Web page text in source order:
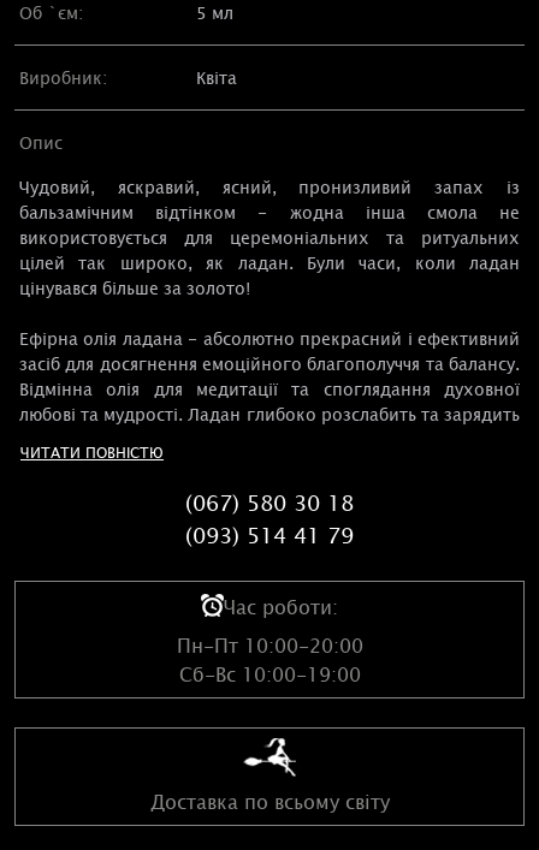
Об `єм: 5 мл
Виробник: Квіта
Опис
Чудовий, яскравий, ясний, пронизливий запах із
бальзамічним відтінком - жодна інша смола не
використовується для церемоніальних та ритуальних
цілей так широко, як ладан. Були часи, коли ладан
цінувався більше за золото!
Ефірна олія ладана - абсолютно прекрасний і ефективний
засіб для досягнення емоційного благополуччя та балансу.
Відмінна олія для медитації та споглядання духовної
любові та мудрості. Ладан глибоко розслабить та зарядить
Ладан відкриває серцеву чакру і налаштовує розум на
найвищі духовні вібрації – він ніби випромінює святість.
Ладан використовується для освячення та як приношення
богам. Використовуйте ефірну олію ладану в лікувальній
церемоніальних або ритуальних умовах.
ЧИТАТИ ПОВНІСТЮ
(067) 580 30 18
(093) 514 41 79
Час роботи:
Пн-Пт 10:00-20:00
Сб-Вс 10:00-19:00
Доставка по всьому світу